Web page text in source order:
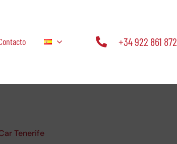
+34 922 861 872
Tenerife